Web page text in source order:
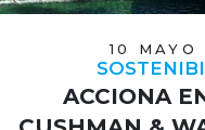
10 MAYO
ACCIONA